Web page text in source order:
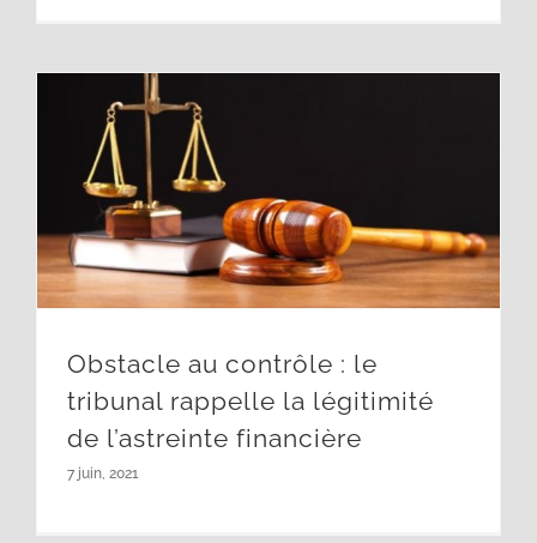
Obstacle au contrôle : le
tribunal rappelle la légitimité
de l’astreinte financière
7 juin, 2021